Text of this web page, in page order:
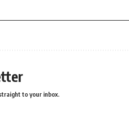
to your inbox.